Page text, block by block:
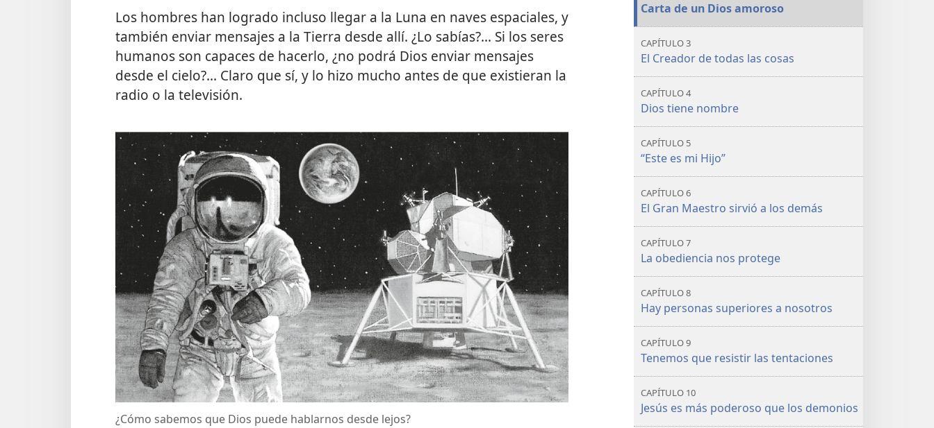
Los hombres han logrado incluso llegar a la Luna en naves espaciales, y
también enviar mensajes a la Tierra desde allí. ¿Lo sabías?... Si los seres
humanos son capaces de hacerlo, ¿no podrá Dios enviar mensajes
desde el cielo?... Claro que sí, y lo hizo mucho antes de que existieran la
radio o la televisión.
¿Cómo sabemos que Dios puede hablarnos desde lejos?
Carta de un Dios amoroso
CAPÍTULO 3
El Creador de todas las cosas
CAPÍTULO 4
Dios tiene nombre
CAPÍTULO 5
“Este es mi Hijo”
CAPÍTULO 6
El Gran Maestro sirvió a los demás
CAPÍTULO 7
La obediencia nos protege
CAPÍTULO 8
Hay personas superiores a nosotros
CAPÍTULO 9
Tenemos que resistir las tentaciones
CAPÍTULO 10
Jesús es más poderoso que los demonios